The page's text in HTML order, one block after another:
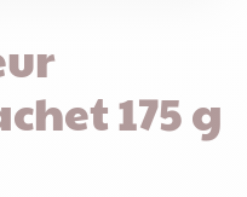
175 g